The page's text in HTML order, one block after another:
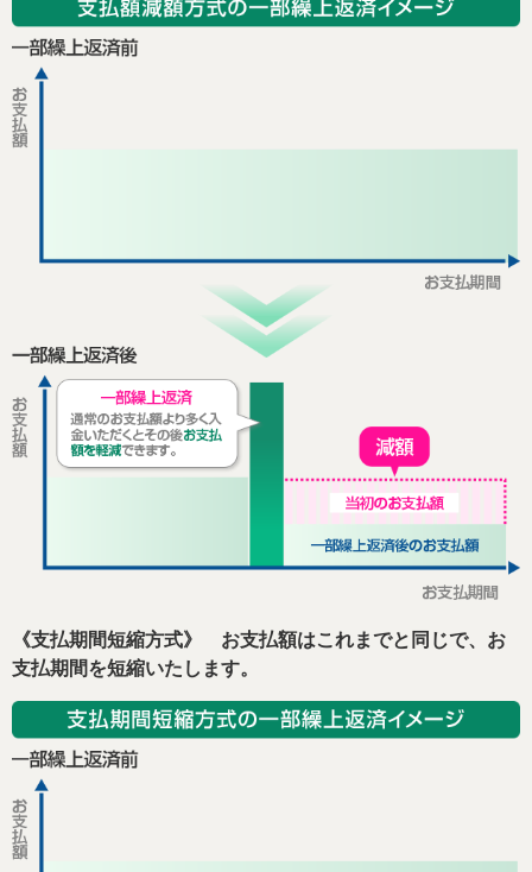
《支払期間短縮方式》 お支払額はこれまでと同じで、お
支払期間を短縮いたします。